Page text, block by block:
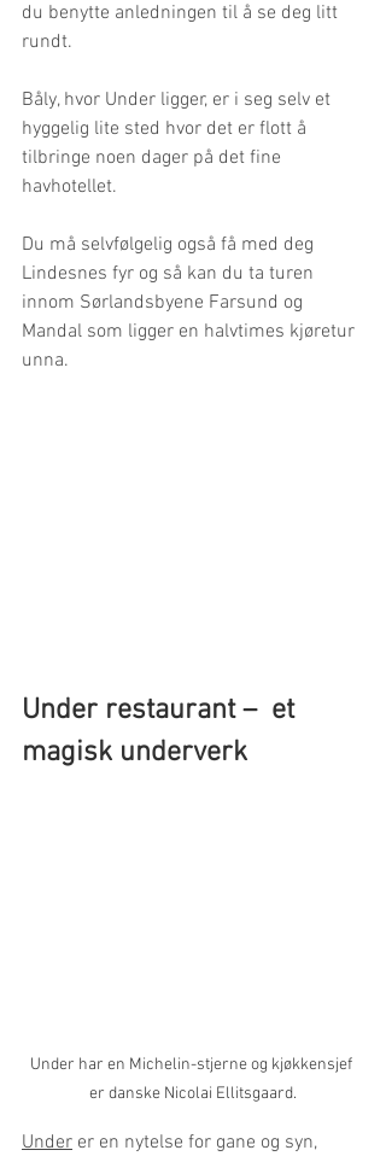
du benytte anledningen til å se deg litt
rundt.
Båly, hvor Under ligger, er i seg selv et
hyggelig lite sted hvor det er flott å
tilbringe noen dager på det fine
havhotellet.
Du må selvfølgelig også få med deg
Lindesnes fyr og så kan du ta turen
innom Sørlandsbyene Farsund og
Mandal som ligger en halvtimes kjøretur
unna.
Under restaurant –  et
magisk underverk
Under har en Michelin-stjerne og kjøkkensjef
er danske Nicolai Ellitsgaard.
Under er en nytelse for gane og syn,